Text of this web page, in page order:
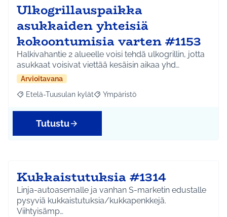
Ulkogrillauspaikka
asukkaiden yhteisiä
kokoontumisia varten #1153
Halkivahantie 2 alueelle voisi tehdä ulkogrillin, jotta
asukkaat voisivat viettää kesäisin aikaa yhd…
Arvioitavana
Rajaa tulokset aihepiirin mukaan: Etelä-Tuusulan kylät
Etelä-Tuusulan kylät Rajaa tulokset teeman mukaan:
Ympäristö
Tutustu
Kukkaistutuksia #1314
Linja-autoasemalle ja vanhan S-marketin edustalle
pysyviä kukkaistutuksia/kukkapenkkejä.
Viihtyisämp…